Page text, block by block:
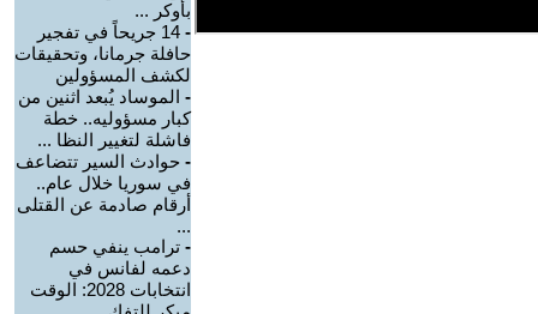
بأوكر ...
-
14 جريحاً في تفجير
حافلة جرمانا، وتحقيقات
لكشف المسؤولين
- الموساد يُبعد اثنين من
كبار مسؤوليه.. خطة
فاشلة لتغيير النظا ...
- حوادث السير تتضاعف
في سوريا خلال عام..
أرقام صادمة عن القتلى
...
- ترامب ينفي حسم
دعمه لفانس في
انتخابات 2028: الوقت